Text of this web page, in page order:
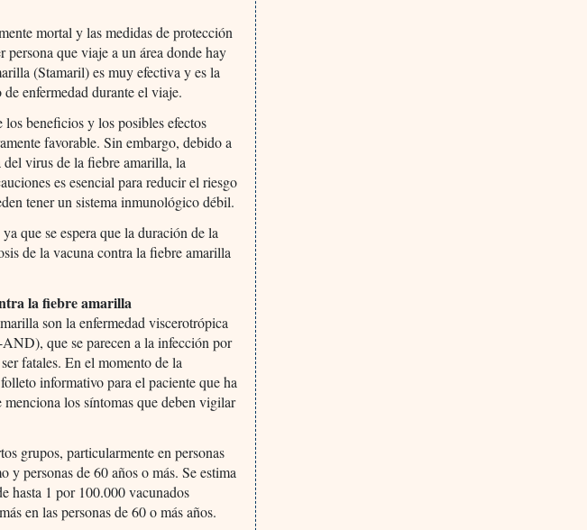
mortal y las medidas de protección
persona que viaje a un área donde hay
(Stamaril) es muy efectiva y es la
enfermedad durante el viaje.
beneficios y los posibles efectos
favorable. Sin embargo, debido a
virus de la fiebre amarilla, la
es esencial para reducir el riesgo
tener un sistema inmunológico débil.
que se espera que la duración de la
de la vacuna contra la fiebre amarilla
la fiebre amarilla
son la enfermedad viscerotrópica
que se parecen a la infección por
fatales. En el momento de la
informativo para el paciente que ha
los síntomas que deben vigilar
grupos, particularmente en personas
personas de 60 años o más. Se estima
1 por 100.000 vacunados
en las personas de 60 o más años.